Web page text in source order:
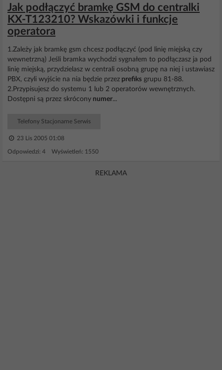
Jak podłączyć bramkę GSM do centralki
KX-T123210? Wskazówki i funkcje
operatora
1.Zależy jak bramkę gsm chcesz podłączyć (pod linię miejską czy
wewnetrzną) Jeśli bramka wychodzi sygnałem to podłączasz ja pod
linię miejską, przydzielasz w centrali osobną grupę na niej i ustawiasz
PBX, czyli wyjście na nia będzie przez prefiks grupu 81-88.
2.Przypisujesz do systemu 1 lub 2 operatorów wewnętrznych.
Dostępni są przez skrócony numer...
Telefony Stacjonarne Serwis
23 Lis 2005 01:08
Odpowiedzi: 4 Wyświetleń: 1550
REKLAMA